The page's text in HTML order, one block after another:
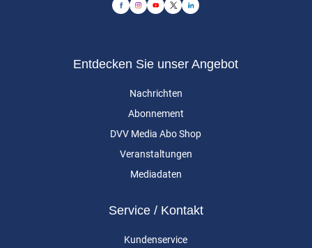
Entdecken Sie unser Angebot
Nachrichten
Abonnement
DVV Media Abo Shop
Veranstaltungen
Mediadaten
Service / Kontakt
Kundenservice